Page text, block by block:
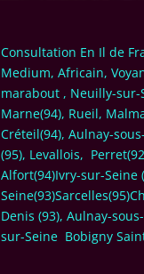
Consultation En Il de
Medium, Africain,
marabout , Neuilly-sur-
Marne(94), Rueil,
Créteil(94), Aulnay-
(95), Levallois,
Alfort(94)Ivry-sur-Seine
Denis (93), Aulnay-
sur-Seine Bobigny